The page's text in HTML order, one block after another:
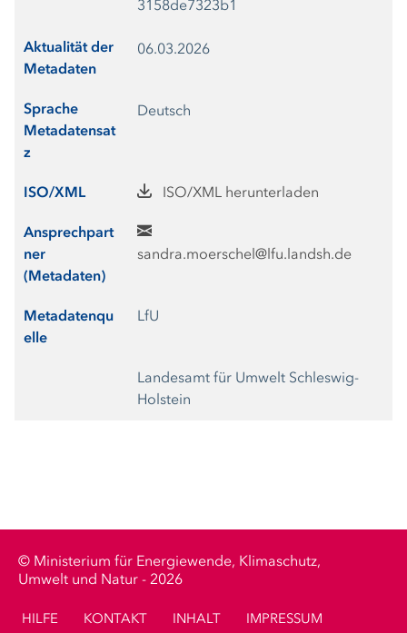
3158de7323b1
Aktualität der
Metadaten
06.03.2026
Sprache
Metadatensat
z
Deutsch
ISO/XML ISO/XML herunterladen
Ansprechpart
ner
(Metadaten)
sandra.moerschel@lfu.landsh.de
Metadatenqu
elle
LfU
Landesamt für Umwelt Schleswig-
Holstein
Ministerium für Energiewende, Klimaschutz,
Umwelt und Natur - 2026
HILFE KONTAKT INHALT
IMPRESSUM